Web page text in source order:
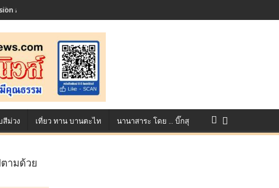
Animation Contest ตอกย้ำศักยภาพแอนิเมชันไทยบนเวทีนานาชาติ ที่ประเทศอังกฤษ :
ต ตลอดเส้นทางการแข่งขัน True AF 2026 :
สีม่วง เที่ยว ทาน บานตะไท นานาสาระ โดย … บิ๊กสุ
ามด้วย